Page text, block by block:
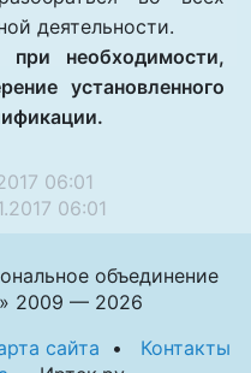
деятельности.
при необходимости,
установленного
06:01
06:01
объединение
2009 — 2026
сайта • Контакты